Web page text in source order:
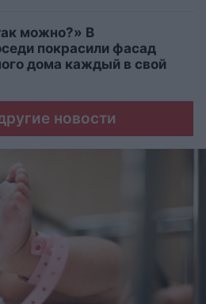
можно?» В
покрасили фасад
дома каждый в свой
новости